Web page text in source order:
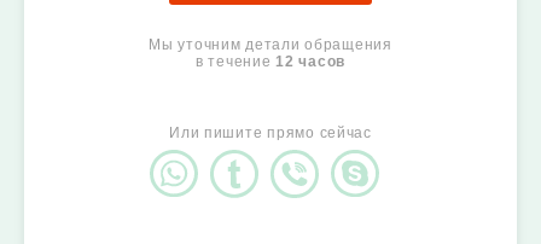
Мы уточним детали обращения
в течение 12 часов
Или пишите прямо сейчас